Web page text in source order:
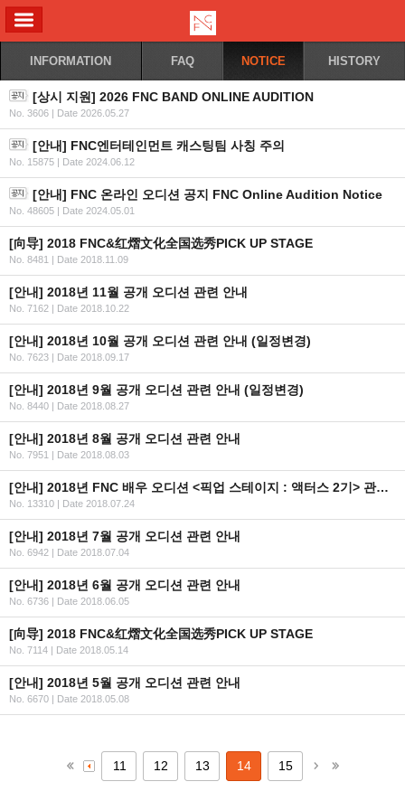
INFORMATION FAQ NOTICE HISTORY
[상시 지원] 2026 FNC BAND ONLINE AUDITION
No. 3606 | Date 2026.05.27
[안내] FNC엔터테인먼트 캐스팅팀 사칭 주의
No. 15875 | Date 2024.06.12
[안내] FNC 온라인 오디션 공지 FNC Online Audition Notice
No. 48605 | Date 2024.05.01
[向导] 2018 FNC&红熠文化全国选秀PICK UP STAGE
No. 8481 | Date 2018.11.09
[안내] 2018년 11월 공개 오디션 관련 안내
No. 7162 | Date 2018.10.22
[안내] 2018년 10월 공개 오디션 관련 안내 (일정변경)
No. 7623 | Date 2018.09.17
[안내] 2018년 9월 공개 오디션 관련 안내 (일정변경)
No. 8440 | Date 2018.08.27
[안내] 2018년 8월 공개 오디션 관련 안내
No. 7951 | Date 2018.08.03
[안내] 2018년 FNC 배우 오디션 <픽업 스테이지 : 액터스 2기> 관련 안내
No. 13310 | Date 2018.07.24
[안내] 2018년 7월 공개 오디션 관련 안내
No. 6942 | Date 2018.07.04
[안내] 2018년 6월 공개 오디션 관련 안내
No. 6736 | Date 2018.06.05
[向导] 2018 FNC&红熠文化全国选秀PICK UP STAGE
No. 7114 | Date 2018.05.14
[안내] 2018년 5월 공개 오디션 관련 안내
No. 6670 | Date 2018.05.08
11 12 13 14 15